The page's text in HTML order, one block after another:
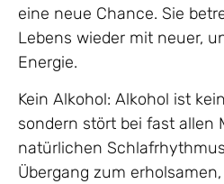
eine neue Chance. Sie
Lebens wieder mit neuer,
Energie.
Kein Alkohol: Alkohol ist
sondern stört bei fast allen
natürlichen
Übergang zum